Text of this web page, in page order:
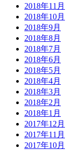
2018年11月
2018年10月
2018年9月
2018年8月
2018年7月
2018年6月
2018年5月
2018年4月
2018年3月
2018年2月
2018年1月
2017年12月
2017年11月
2017年10月